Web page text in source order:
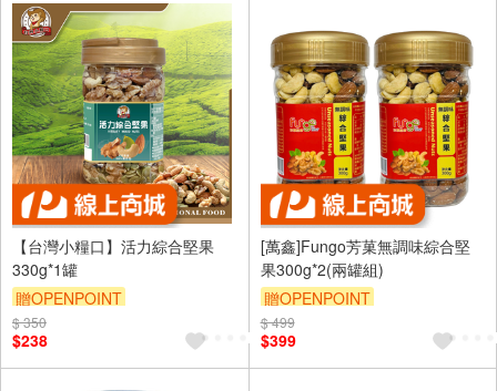
【台灣小糧口】活力綜合堅果
330g*1罐
贈OPENPOINT
$ 350
$238
[萬鑫]Fungo芳菓無調味綜合堅
果300g*2(兩罐組)
贈OPENPOINT
$ 499
$399